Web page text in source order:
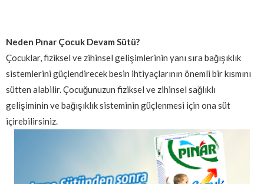
Neden Pınar Çocuk Devam Sütü?
Çocuklar, fiziksel ve zihinsel gelişimlerinin yanı sıra bağışıklık
sistemlerini güçlendirecek besin ihtiyaçlarının önemli bir kısmını
sütten alabilir. Çocuğunuzun fiziksel ve zihinsel sağlıklı
gelişiminin ve bağışıklık sisteminin güçlenmesi için ona süt
içirebilirsiniz.